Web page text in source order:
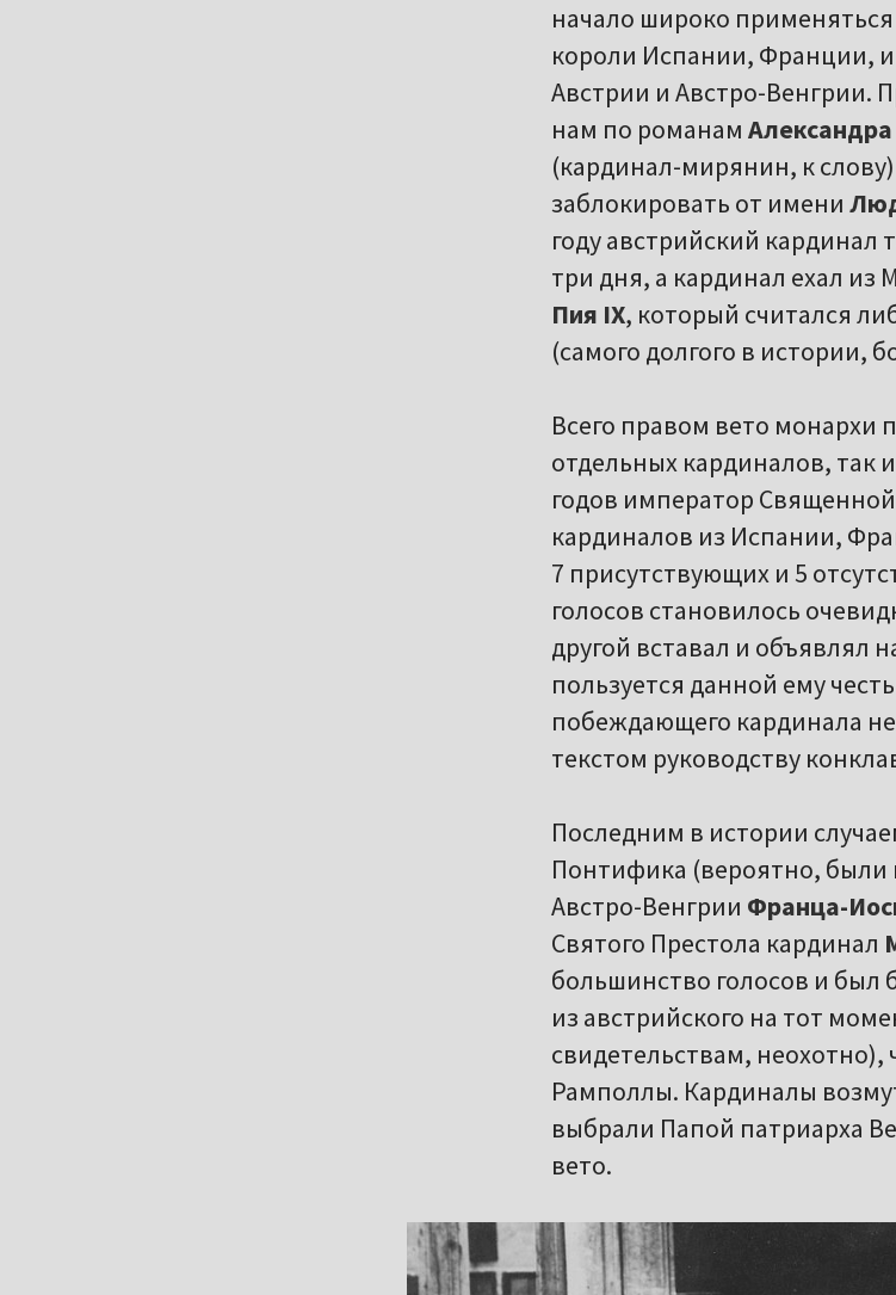
начало широко
короли Испании, Франции,
Австрии и Австро-Венгрии.
нам по романам
(кардинал-мирянин, к
заблокировать от имени
году австрийский кардинал
три дня, а кардинал ехал
Пия IX, который считался
(самого долгого в истории,
Всего правом вето монархи
отдельных кардиналов, так
годов император
кардиналов из Испании,
7 присутствующих и 5
голосов становилось
другой вставал и объявлял
пользуется данной ему
побеждающего кардинала
текстом руководству
Последним в истории
Понтифика (вероятно, были
Австро-Венгрии Франца-
Святого Престола кардинал
большинство голосов и был
из австрийского на тот
свидетельствам,
Рамполлы. Кардиналы
выбрали Папой патриарха
вето.